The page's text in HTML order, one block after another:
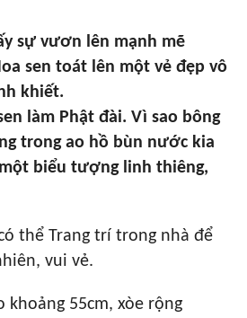
sự vươn lên mạnh mẽ
sen toát lên một vẻ đẹp vô
khiết.
làm Phật đài. Vì sao bông
trong ao hồ bùn nước kia
biểu tượng linh thiêng,
thể Trang trí trong nhà để
vui vẻ.
khoảng 55cm, xòe rộng